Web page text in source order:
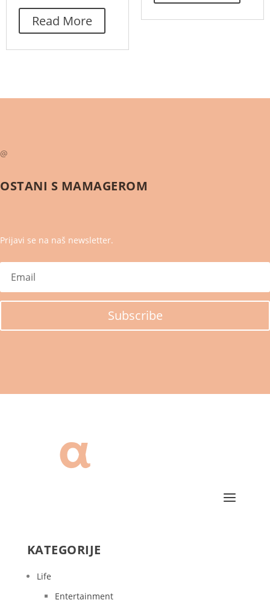
Read More
@
OSTANI S MAMAGEROM
Prijavi se na naš newsletter.
Subscribe
KATEGORIJE
Life
Entertainment